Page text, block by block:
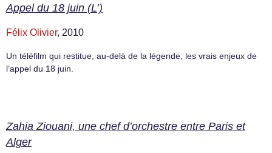
Appel du 18 juin (L’)
Félix Olivier, 2010
Un téléfilm qui restitue, au-delà de la légende, les vrais enjeux de
l’appel du 18 juin.
Zahia Ziouani, une chef d’orchestre entre Paris et
Alger